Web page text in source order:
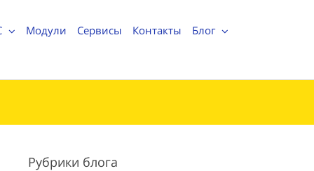
Модули Сервисы Контакты Блог
Рубрики блога